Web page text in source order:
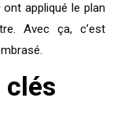
ont appliqué le plan
Avec ça, c’est
clés